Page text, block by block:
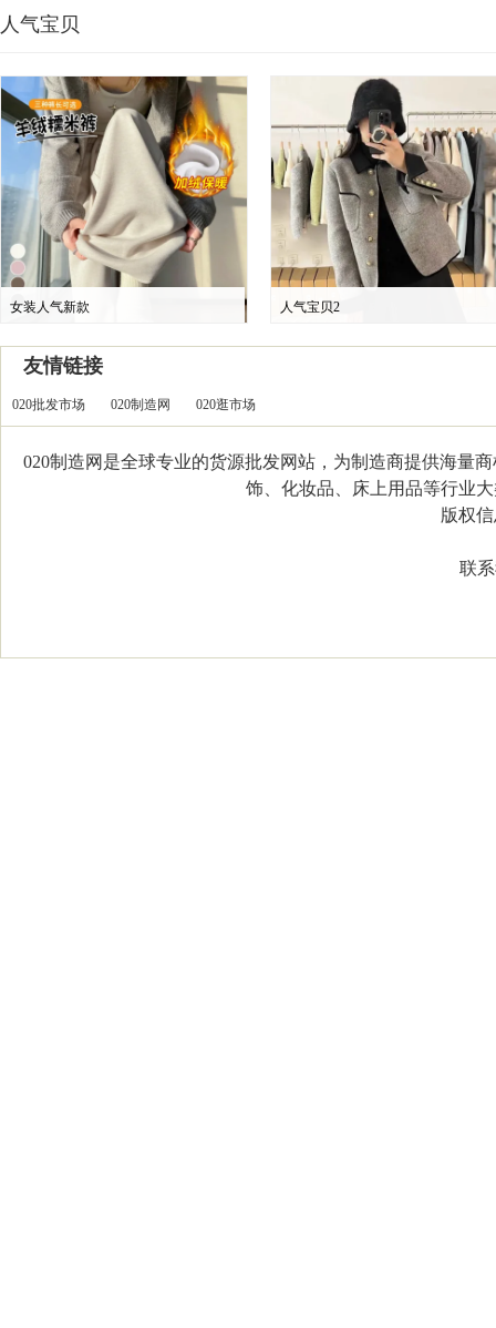
人气宝贝
女装人气新款 人气宝贝2
友情链接
020批发市场 020制造网 020逛市场
020制造网是全球专业的货源批发网站，为制造商提供海量
饰、化妆品、床上用品等行业
版权信
联